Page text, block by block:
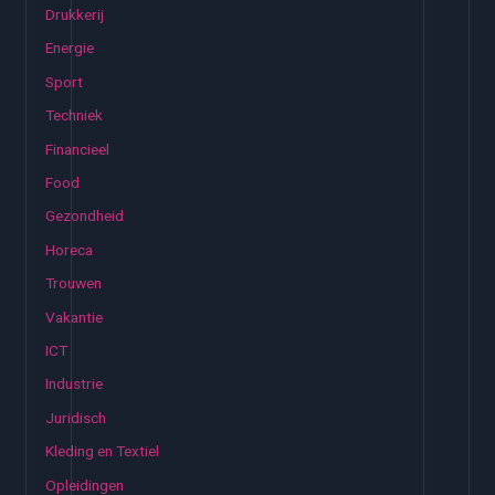
Drukkerij
Energie
Sport
Techniek
Financieel
Food
Gezondheid
Horeca
Trouwen
Vakantie
ICT
Industrie
Juridisch
Kleding en Textiel
Opleidingen